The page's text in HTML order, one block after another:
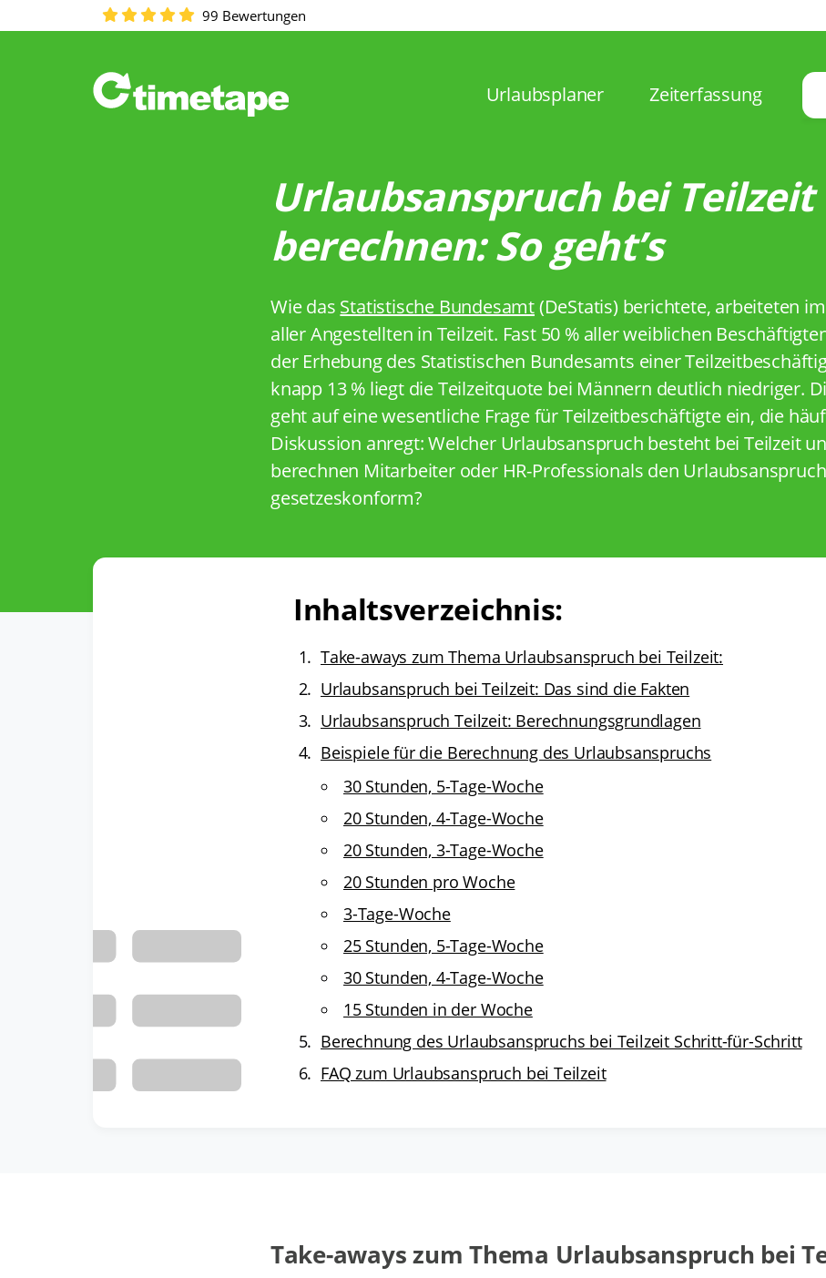
99 Bewertungen
Urlaubsplaner Zeiterfassung
Urlaubsanspruch bei Teilzeit
berechnen: So geht’s
Wie das Statistische Bundesamt(DeStatis) berichtete, arbeiteten im
aller Angestellten in Teilzeit. Fast 50 % aller weiblichen
der Erhebung des Statistischen Bundesamts einer
knapp 13 % liegt die Teilzeitquote bei Männern deutlich niedriger.
geht auf eine wesentliche Frage für Teilzeitbeschäftigte ein, die
Diskussion anregt: Welcher Urlaubsanspruch besteht bei Teilzeit
berechnen Mitarbeiter oder HR-Professionals den
gesetzeskonform?
Inhaltsverzeichnis:
Take-aways zum Thema Urlaubsanspruch bei Teilzeit:
Urlaubsanspruch bei Teilzeit: Das sind die Fakten
Urlaubsanspruch Teilzeit: Berechnungsgrundlagen
Beispiele für die Berechnung des Urlaubsanspruchs
30 Stunden, 5-Tage-Woche
20 Stunden, 4-Tage-Woche
20 Stunden, 3-Tage-Woche
20 Stunden pro Woche
3-Tage-Woche
25 Stunden, 5-Tage-Woche
30 Stunden, 4-Tage-Woche
15 Stunden in der Woche
Berechnung des Urlaubsanspruchs bei Teilzeit Schritt-für-Schritt
FAQ zum Urlaubsanspruch bei Teilzeit
Take-aways zum Thema Urlaubsanspruch bei